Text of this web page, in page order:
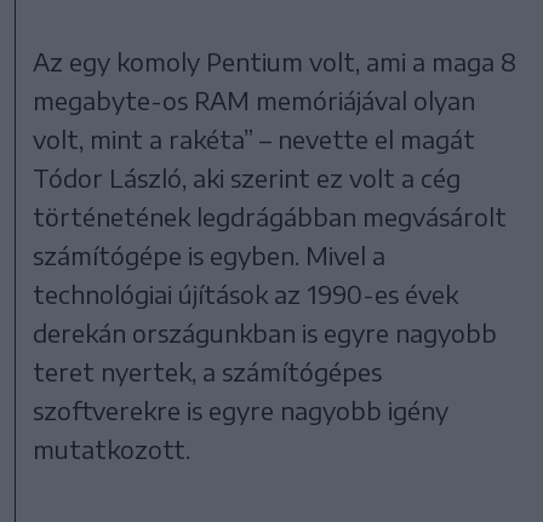
Az egy komoly Pentium volt, ami a maga 8
megabyte-os RAM memóriájával olyan
volt, mint a rakéta” – nevette el magát
Tódor László, aki szerint ez volt a cég
történetének legdrágábban megvásárolt
számítógépe is egyben. Mivel a
technológiai újítások az 1990-es évek
derekán országunkban is egyre nagyobb
teret nyertek, a számítógépes
szoftverekre is egyre nagyobb igény
mutatkozott.